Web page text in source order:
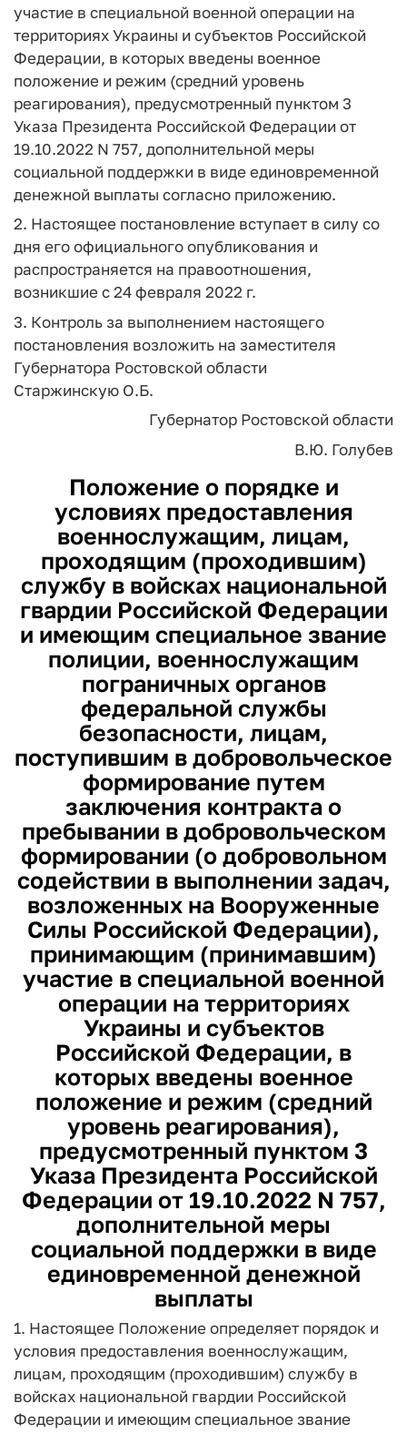
участие в специальной военной операции на
территориях Украины и субъектов Российской
Федерации, в которых введены военное
положение и режим (средний уровень
реагирования), предусмотренный пунктом 3
Указа Президента Российской Федерации от
19.10.2022 N 757, дополнительной меры
социальной поддержки в виде единовременной
денежной выплаты согласно приложению.
2. Настоящее постановление вступает в силу со
дня его официального опубликования и
распространяется на правоотношения,
возникшие с 24 февраля 2022 г.
3. Контроль за выполнением настоящего
постановления возложить на заместителя
Губернатора Ростовской области
Старжинскую О.Б.
Губернатор Ростовской области
В.Ю. Голубев
Положение о порядке и
условиях предоставления
военнослужащим, лицам,
проходящим (проходившим)
службу в войсках национальной
гвардии Российской Федерации
и имеющим специальное звание
полиции, военнослужащим
пограничных органов
федеральной службы
безопасности, лицам,
поступившим в добровольческое
формирование путем
заключения контракта о
пребывании в добровольческом
формировании (о добровольном
содействии в выполнении задач,
возложенных на Вооруженные
Силы Российской Федерации),
принимающим (принимавшим)
участие в специальной военной
операции на территориях
Украины и субъектов
Российской Федерации, в
которых введены военное
положение и режим (средний
уровень реагирования),
предусмотренный пунктом 3
Указа Президента Российской
Федерации от 19.10.2022 N 757,
дополнительной меры
социальной поддержки в виде
единовременной денежной
выплаты
1. Настоящее Положение определяет порядок и
условия предоставления военнослужащим,
лицам, проходящим (проходившим) службу в
войсках национальной гвардии Российской
Федерации и имеющим специальное звание